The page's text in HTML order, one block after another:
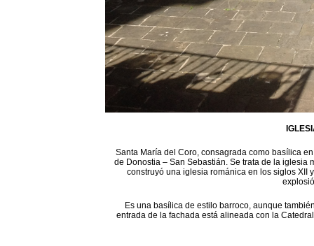
Santa María del Coro, consagrada como basílica
de Donostia – San Sebastián. Se trata de la iglesia
construyó una iglesia románica en los siglos XII
Es una basílica de estilo barroco, aunque
entrada de la fachada está alineada con la